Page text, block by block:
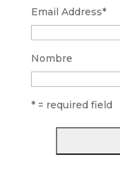
Email Address*
Nombre
* = required field